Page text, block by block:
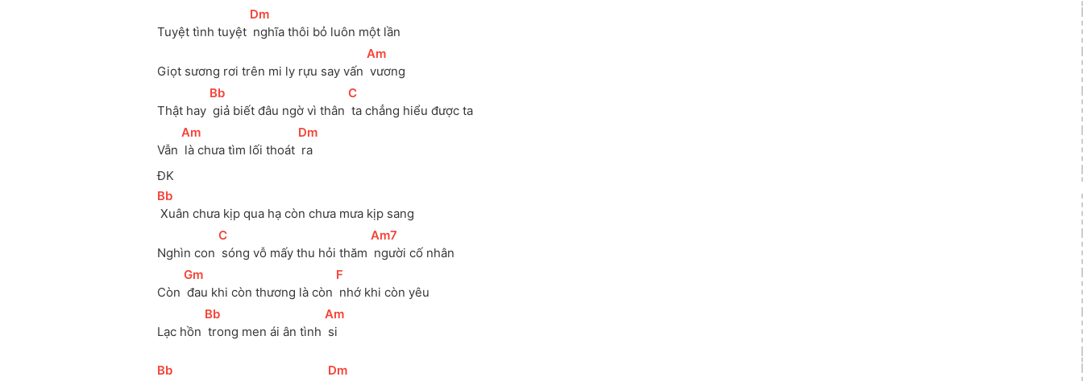
Tuyệt tình tuyệt
[Dm
nghĩa thôi bỏ luôn một lần
Giọt sương rơi trên mi ly rựu say vấn
[
Am
vương
Thật hay
[Bb
giả biết đâu ngờ vì thân
[
C
ta chẳng hiểu được ta
Vẫn
[
Am
là chưa tìm lối thoát
[Dm
ra
ĐK
[Bb
Xuân chưa kịp qua hạ còn chưa mưa kịp sang
Nghìn con
[
C
sóng vỗ mấy thu hỏi thăm
[
Am7
người cố nhân
Còn
[
Gm
đau khi còn thương là còn
[F
nhớ khi còn yêu
Lạc hồn
[Bb
trong men ái ân tình
[
Am
si
[Bb [Dm